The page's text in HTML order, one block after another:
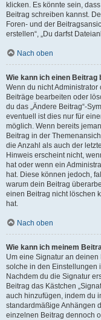
klicken. Es könnte sein,
Beitrag schreiben kannst.
Foren- und der
erstellen“, „Du darfst
Nach oben
Wie kann ich einen
Wenn du nicht
Beiträge bearbeiten oder
du das „Ändere Beitrag“-
eventuell ist dies nur für
möglich. Wenn bereits
Beitrag in der
die Anzahl als auch der
Hinweis erscheint nicht,
hat oder wenn ein
hat. Diese können jedoch,
warum dein Beitrag
einen Beitrag nicht löschen
hat.
Nach oben
Wie kann ich meinem
Um eine Signatur an
solche in den Einstellungen
Nachdem du die Signatur
Beitrag das Kästchen
auch hinzufügen, indem du
standardmäßige Anhängen
einzelnen Beitrag dennoch